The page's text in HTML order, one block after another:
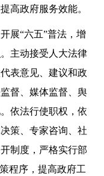
高政府服务效能。
展“六五”普法，增
主动接受人大法律
表意见、建议和政
督、媒体监督、舆
依法行使职权，依
策、专家咨询、社
制度，严格实行部
程序，提高政府工